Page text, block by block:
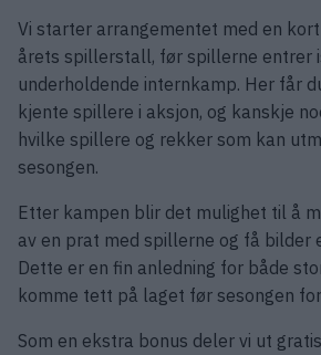
Vi starter arrangementet med en
årets spillerstall, før spillerne entrer
underholdende internkamp. Her får
kjente spillere i aksjon, og kanskje
hvilke spillere og rekker som kan
sesongen.
Etter kampen blir det mulighet til å
av en prat med spillerne og få bilder
Dette er en fin anledning for både
komme tett på laget før sesongen
Som en ekstra bonus deler vi ut